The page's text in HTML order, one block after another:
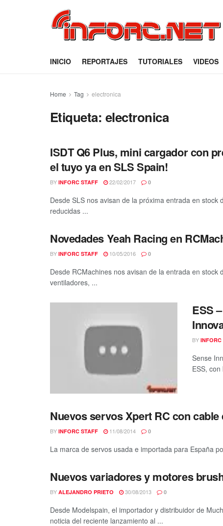
INICIO REPORTAJES TUTORIALES VIDEOS
Home Tag electronica
Etiqueta: electronica
ISDT Q6 Plus, mini cargador con
el tuyo ya en SLS Spain!
BY INFORC STAFF 22/02/2017 0
Desde SLS nos avisan de la próxima entrada en
reducidas ...
Novedades Yeah Racing en
BY INFORC STAFF 10/05/2016 0
Desde RCMachines nos avisan de la entrada en
ventiladores, ...
ESS
BY INFORC
Sense
ESS,
Nuevos servos Xpert RC con
BY INFORC STAFF 11/08/2014 0
La marca de servos usada e importada para España
Nuevos variadores y motores
BY ALEJANDRO PRIETO 30/08/2013 0
Desde Modelspain, el importador y distribuidor de
noticia del reciente lanzamiento al ...